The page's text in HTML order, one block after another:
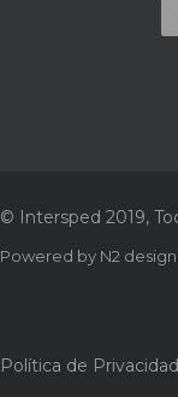
© Intersped 2019,
Powered by N2
Política de